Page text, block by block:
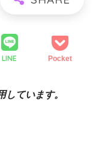
LINE Pocket
ています。